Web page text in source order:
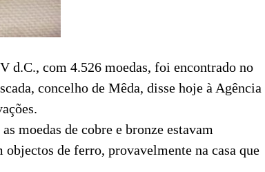
d.C., com 4.526 moedas, foi encontrado no
concelho de Mêda, disse hoje à Agência
moedas de cobre e bronze estavam
de ferro, provavelmente na casa que